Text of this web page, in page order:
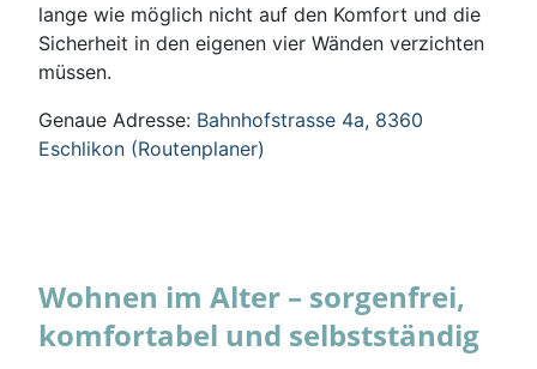
lange wie möglich nicht auf den Komfort und die
Sicherheit in den eigenen vier Wänden verzichten
müssen.
Genaue Adresse: Bahnhofstrasse 4a, 8360
Eschlikon (Routenplaner)
Wohnen im Alter – sorgenfrei,
komfortabel und selbstständig